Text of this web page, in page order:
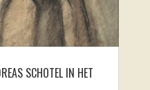
SCHOTEL IN HET